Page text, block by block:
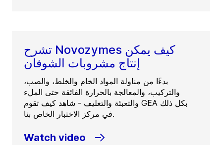
تشرح Novozymes كيف يمكن
إنتاج مشروبات الشوفان
بدءًا من مناولة المواد الخام والخلط، والصب،
والتركيب، والمعالجة بالحرارة الفائقة حتى الملء
والتعبئة والتغليف - شاهد كيف تقوم GEA بكل ذلك
في مركز الاختبار الخاص بنا.
Watch video